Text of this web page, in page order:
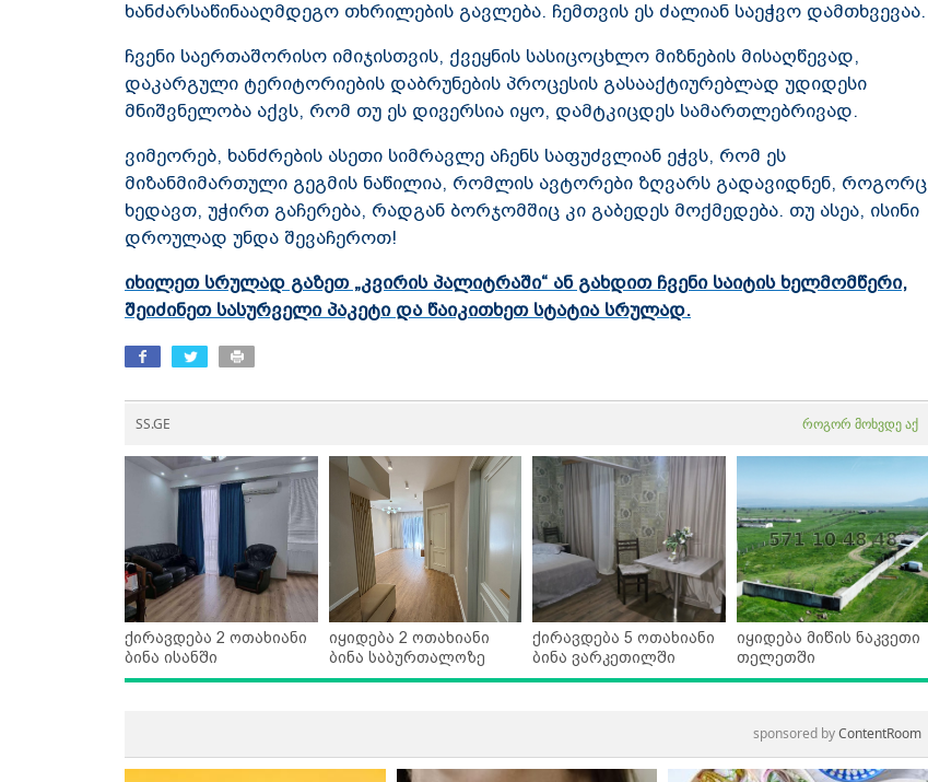
ხანძარსაწინააღმდეგო თხრილების გავლება. ჩემთვის ეს ძალიან საეჭვო დამთხვევაა.
ჩვენი საერთაშორისო იმიჯისთვის, ქვეყნის სასიცოცხლო მიზნების მისაღწევად,
დაკარგული ტერიტორიების დაბრუნების პროცესის გასააქტიურებლად უდიდესი
მნიშვნელობა აქვს, რომ თუ ეს დივერსია იყო, დამტკიცდეს სამართლებრივად.
ვიმეორებ, ხანძრების ასეთი სიმრავლე აჩენს საფუძვლიან ეჭვს, რომ ეს
მიზანმიმართული გეგმის ნაწილია, რომლის ავტორები ზღვარს გადავიდნენ, როგორც
ხედავთ, უჭირთ გაჩერება, რადგან ბორჯომშიც კი გაბედეს მოქმედება. თუ ასეა, ისინი
დროულად უნდა შევაჩეროთ!
იხილეთ სრულად გაზეთ „კვირის პალიტრაში“ ან გახდით ჩვენი საიტის ხელმომწერი,
შეიძინეთ სასურველი პაკეტი და წაიკითხეთ სტატია სრულად.
SS.GE როგორ მოხვდე აქ
ქირავდება 2 ოთახიანი
ბინა ისანში
იყიდება 2 ოთახიანი
ბინა საბურთალოზე
ქირავდება 5 ოთახიანი
ბინა ვარკეთილში
იყიდება მიწის ნაკვეთი
თელეთში
sponsored byContentRoom